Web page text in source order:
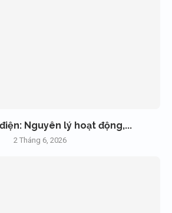
Nguyên lý hoạt động,...
2 Tháng 6, 2026